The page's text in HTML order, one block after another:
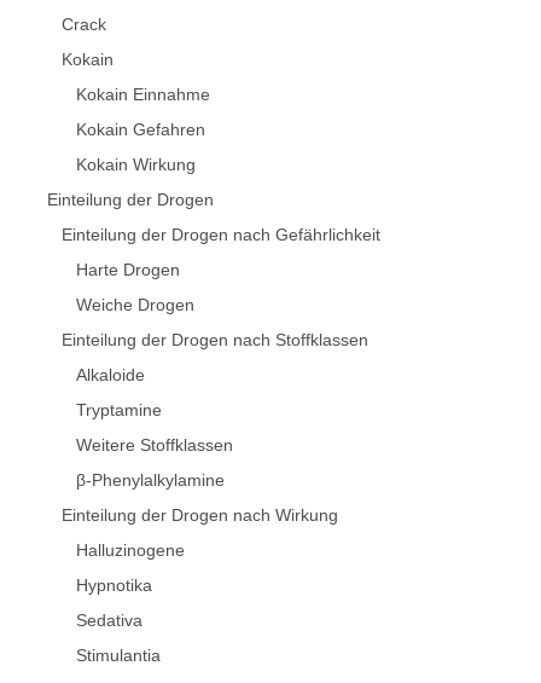
Crack
Kokain
Kokain Einnahme
Kokain Gefahren
Kokain Wirkung
Einteilung der Drogen
Einteilung der Drogen nach Gefährlichkeit
Harte Drogen
Weiche Drogen
Einteilung der Drogen nach Stoffklassen
Alkaloide
Tryptamine
Weitere Stoffklassen
β-Phenylalkylamine
Einteilung der Drogen nach Wirkung
Halluzinogene
Hypnotika
Sedativa
Stimulantia